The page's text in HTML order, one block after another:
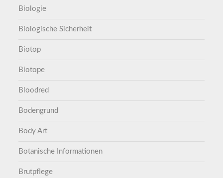
Biologie
Biologische Sicherheit
Biotop
Biotope
Bloodred
Bodengrund
Body Art
Botanische Informationen
Brutpflege